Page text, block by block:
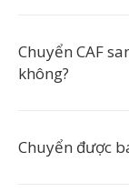
Chuyển CAF
không?
Chuyển được